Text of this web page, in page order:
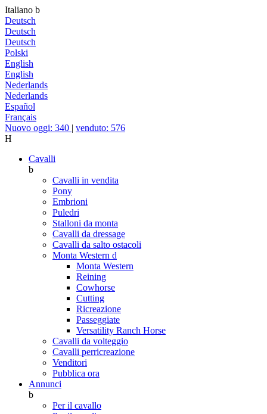
Italiano b
Deutsch
Deutsch
Deutsch
Polski
English
English
Nederlands
Nederlands
Español
Français
Nuovo oggi: 340 | venduto: 576
H
Cavalli
b
Cavalli in vendita
Pony
Embrioni
Puledri
Stalloni da monta
Cavalli da dressage
Cavalli da salto ostacoli
Monta Western d
Monta Western
Reining
Cowhorse
Cutting
Ricreazione
Passeggiate
Versatility Ranch Horse
Cavalli da volteggio
Cavalli perricreazione
Venditori
Pubblica ora
Annunci
b
Per il cavallo